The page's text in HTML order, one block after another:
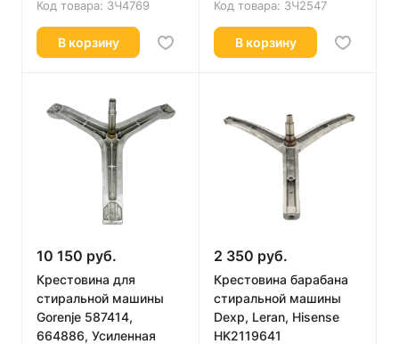
Код товара: ЗЧ4769
В корзину
Код товара: ЗЧ2547
В корзину
10 150 руб.
Крестовина для
стиральной машины
Gorenje 587414,
664886, Усиленная
2 350 руб.
Крестовина барабана
стиральной машины
Dexp, Leran, Hisense
HK2119641